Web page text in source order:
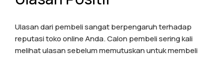
Ulasan dari pembeli sangat berpengaruh terhadap
reputasi toko online Anda. Calon pembeli sering kali
melihat ulasan sebelum memutuskan untuk membeli